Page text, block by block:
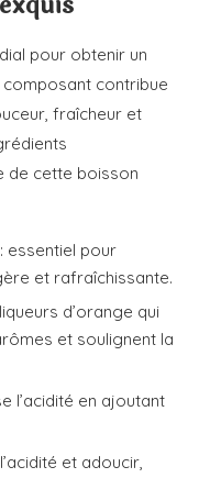
pour obtenir un
composant contribue
fraîcheur et
de cette boisson
: essentiel pour
et rafraîchissante.
d’orange qui
et soulignent la
l’acidité en ajoutant
et adoucir,